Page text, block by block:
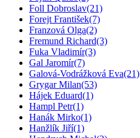
Foll Dobroslav(21)
Forejt František(7)
Franzová Olga(2)
Fremund Richard(3)
Fuka Vladimír(3)
Gal Jaromír(7)
Galová-Vodrážková Eva(21)
Grygar Milan(53)
Hájek Eduard(1)
Hampl Petr(1)
Hanák Mirko(1)
Hanžlík Jiří(1)